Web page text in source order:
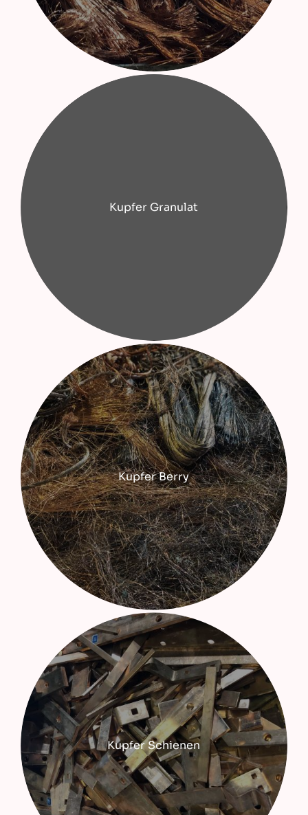
Kupfer Granulat
Kupfer Berry
Kupfer Schienen